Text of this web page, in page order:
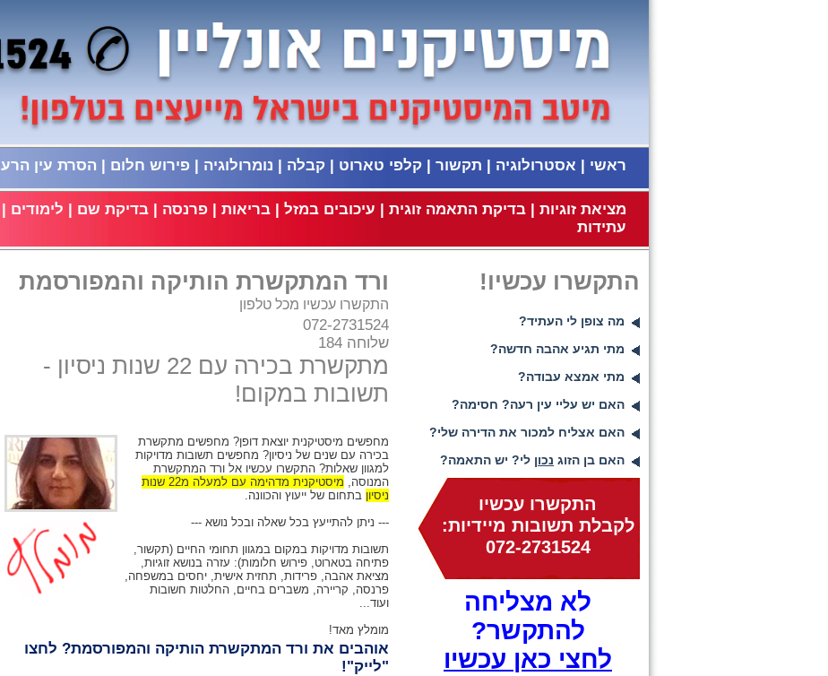
ראשי | אסטרולוגיה | תקשור | קלפי טארוט | קבלה | נומרולוגיה | פירוש חלום | הסרת עין הרע
מציאת זוגיות | בדיקת התאמה זוגית | עיכובים במזל | בריאות | פרנסה | בדיקת שם | לימודים |
עתידות
ורד המתקשרת הותיקה והמפורסמת
התקשרו עכשיו מכל טלפון
072-2731524
שלוחה 184
מתקשרת בכירה עם 22 שנות ניסיון -
תשובות במקום!
מחפשים מיסטיקנית יוצאת דופן? מחפשים מתקשרת
בכירה עם שנים של ניסיון? מחפשים תשובות מדויקות
למגוון שאלות? התקשרו עכשיו אל ורד המתקשרת
המנוסה,
מיסטיקנית מדהימה עם למעלה מ22 שנות
ניסיון בתחום של ייעוץ והכוונה.
--- ניתן להתייעץ בכל שאלה ובכל נושא ---
תשובות מדויקות במקום במגוון תחומי החיים (תקשור,
פתיחה בטארוט, פירוש חלומות): עזרה בנושא זוגיות,
מציאת אהבה, פרידות, תחזית אישית, יחסים במשפחה,
פרנסה, קריירה, משברים בחיים, החלטות חשובות
ועוד...
מומלץ מאד!
אוהבים את ורד המתקשרת הותיקה והמפורסמת? לחצו
"לייק"!
התקשרו עכשיו!
מה צופן לי העתיד?
מתי תגיע אהבה חדשה?
מתי אמצא עבודה?
האם יש עליי עין רעה? חסימה?
האם אצליח למכור את הדירה שלי?
האם בן הזוג נכון לי? יש התאמה?
התקשרו עכשיו
לקבלת תשובות מיידיות:
072-2731524
לא מצליחה
להתקשר?
לחצי כאן עכשיו